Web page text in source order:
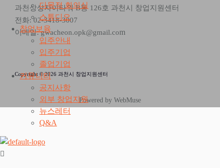
다목적 회의실
스튜디오
창업보육
입주안내
입주기업
졸업기업
커뮤니티
공지사항
외부 창업지원
뉴스레터
Q&A
과천상상자이타워 B동 126호 과천시 창업지원센터
전화: 02-3418-3007
이메일: gwacheon.opk@gmail.com
Copyright © 2026 과천시 창업지원센터
Powered by WebMuse